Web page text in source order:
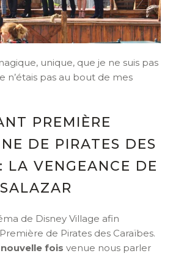
unique, que je ne suis pas
n’étais pas au bout de mes
PREMIÈRE
DE PIRATES DES
LA VENGEANCE DE
SALAZAR
de Disney Village afin
Première de Pirates des Caraïbes.
nouvelle fois venue nous parler